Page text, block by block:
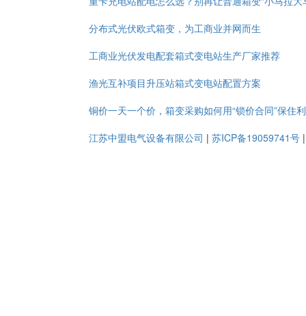
分布式光伏欧式箱变，为工商业并网而生
工商业光伏发电配套箱式变电站生产厂家推荐
渔光互补项目升压站箱式变电站配置方案
铜价一天一个价，箱变采购如何用“锁价合同”保住
江苏中盟电气设备有限公司 | 苏ICP备19059741号